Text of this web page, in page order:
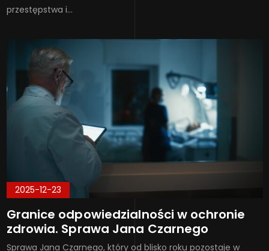
przestępstwa i…
2025-12-23
Granice odpowiedzialności w ochronie
zdrowia. Sprawa Jana Czarnego
Sprawa Jana Czarnego, który od blisko roku pozostaje w